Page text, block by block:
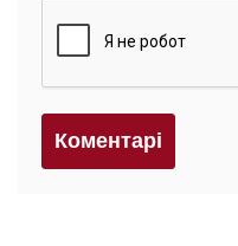
Коментарi